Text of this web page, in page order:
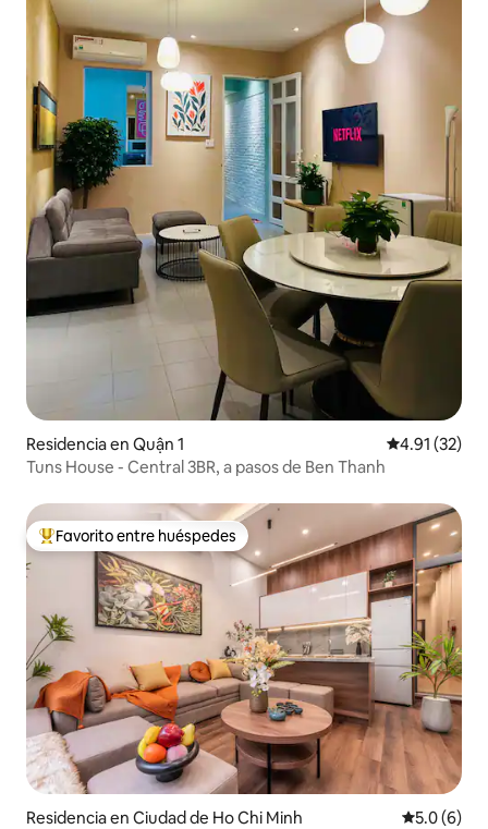
Residencia en Quận 1 Calificación
4.91 (32)
Tuns House - Central 3BR, a pasos de Ben Thanh
De los mejores en Favorito entre huéspedes
Favorito entre huéspedes
Residencia en Ciudad de Ho Chi Minh
5.0 (6)